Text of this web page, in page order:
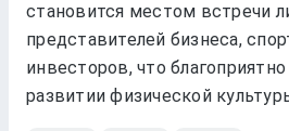
становится местом встречи
представителей бизнеса,
инвесторов, что
развитии физической